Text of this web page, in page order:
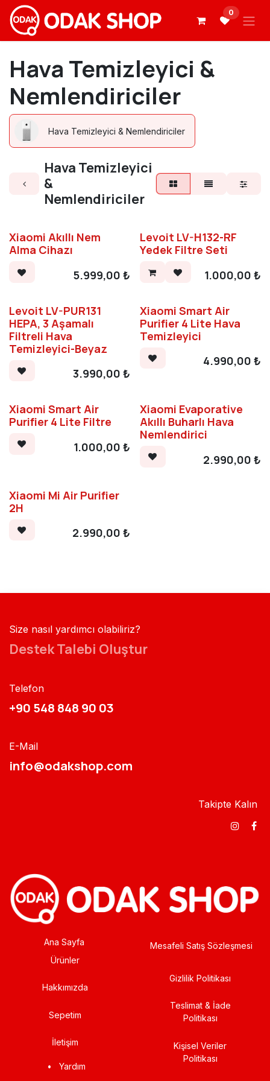
İçereği Atla
0
Hava Temizleyici &
Nemlendiriciler
Hava Temizleyici & Nemlendiriciler
Hava Temizleyici
&
Nemlendiriciler
Xiaomi Akıllı Nem
Alma Cihazı
5.999,00 ₺
Levoit LV-H132-RF
Yedek Filtre Seti
1.000,00 ₺
Levoit LV-PUR131
HEPA, 3 Aşamalı
Filtreli Hava
Temizleyici-Beyaz
3.990,00 ₺
Xiaomi Smart Air
Purifier 4 Lite Hava
Temizleyici
4.990,00 ₺
Xiaomi Smart Air
Purifier 4 Lite Filtre
1.000,00 ₺
Xiaomi Evaporative
Akıllı Buharlı Hava
Nemlendirici
2.990,00 ₺
Xiaomi Mi Air Purifier
2H
2.990,00 ₺
Size nasıl yardımcı olabiliriz?
Destek Talebi Oluştur
Telefon
+90 548 848 90 03​​
E-Mail
info@odakshop.com​
Takipte Kalın
Ana Sayfa
Ürünler
Hakkımızda
Sepetim
İletişim
• Yardım
Mesafeli Satış Sözleşmesi
Gizlilik Politikası
Teslimat & İade
Politikası
Kişisel Veriler
Politikası